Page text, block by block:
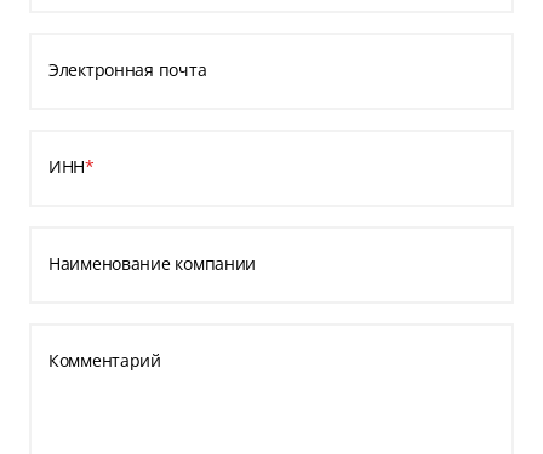
Электронная почта
ИНН*
Наименование компании
Комментарий